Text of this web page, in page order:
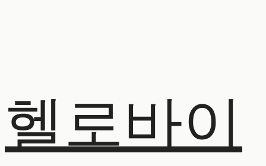
헬로바이